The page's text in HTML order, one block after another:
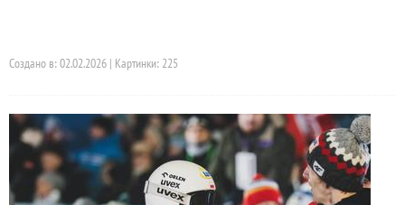
Создано в: 02.02.2026 | Картинки: 225